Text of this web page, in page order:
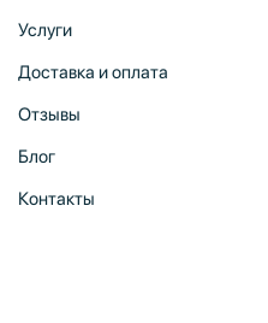
Услуги
Доставка и оплата
Отзывы
Блог
Контакты